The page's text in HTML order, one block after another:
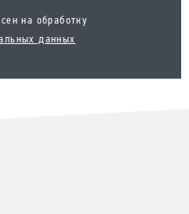
на обработку
данных